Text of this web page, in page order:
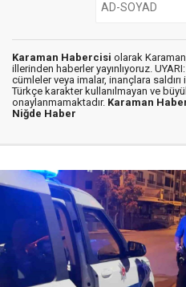
Karaman Habercisi olarak
illerinden haberler yayınlıyoruz.
cümleler veya imalar, inançlara saldırı
Türkçe karakter kullanılmayan ve
onaylanmamaktadır. Karaman
Niğde Haber